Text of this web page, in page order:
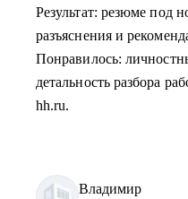
Результат: резюме под
разъяснения и
Понравилось:
детальность разбора
hh.ru.
Владимир